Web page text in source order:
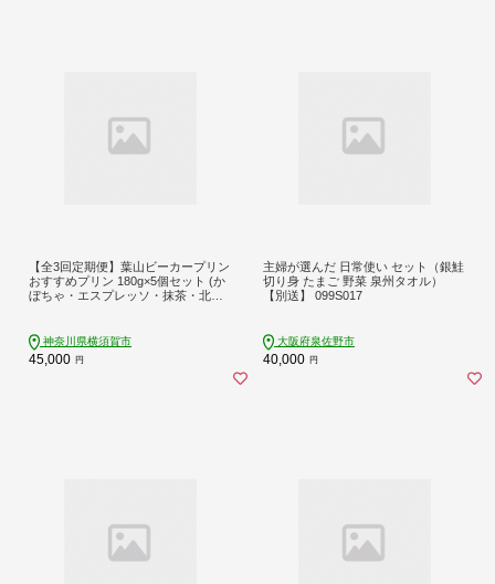
【全3回定期便】葉山ビーカープリン
おすすめプリン 180g×5個セット (か
ぼちゃ・エスプレッソ・抹茶・北海
ーツ 横須賀【マーロウ】 [AKAF030]
神奈川県横須賀市
45,000 円
主婦が選んだ 日常使い セット（銀鮭
切り身 たまご 野菜 泉州タオル）
【別送】 099S017
大阪府泉佐野市
40,000 円